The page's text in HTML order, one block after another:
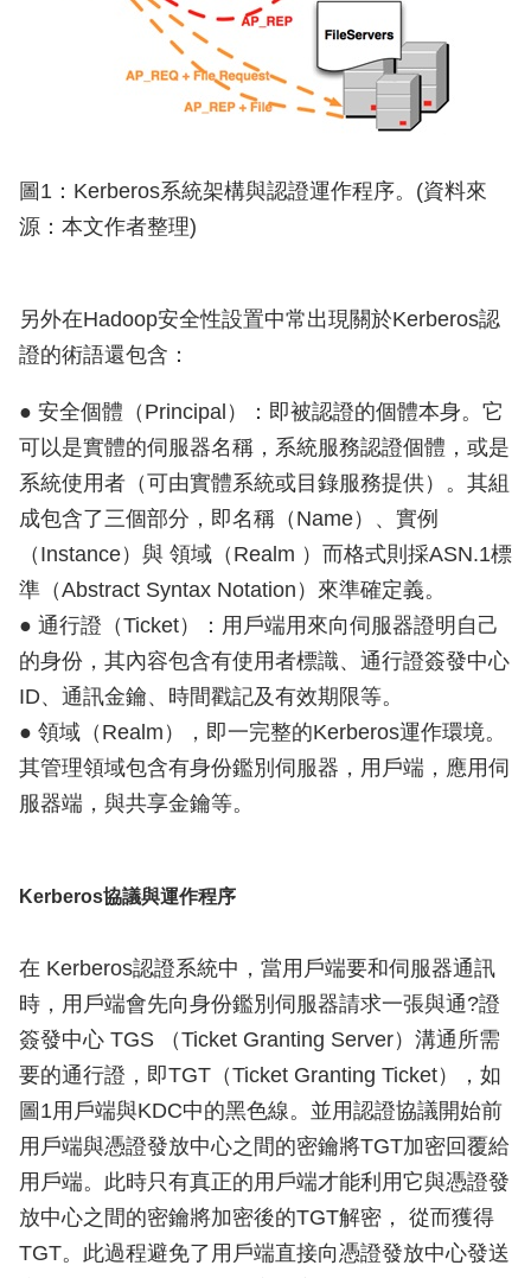
圖1：Kerberos系統架構與認證運作程序。(資料來
源：本文作者整理)
另外在Hadoop安全性設置中常出現關於Kerberos認
證的術語還包含：
● 安全個體（Principal）：即被認證的個體本身。它
可以是實體的伺服器名稱，系統服務認證個體，或是
系統使用者（可由實體系統或目錄服務提供）。其組
成包含了三個部分，即名稱（Name）、實例
（Instance）與 領域（Realm ）而格式則採ASN.1標
準（Abstract Syntax Notation）來準確定義。
● 通行證（Ticket）：用戶端用來向伺服器證明自己
的身份，其內容包含有使用者標識、通行證簽發中心
ID、通訊金鑰、時間戳記及有效期限等。
● 領域（Realm），即一完整的Kerberos運作環境。
其管理領域包含有身份鑑別伺服器，用戶端，應用伺
服器端，與共享金鑰等。
Kerberos協議與運作程序
在 Kerberos認證系統中，當用戶端要和伺服器通訊
時，用戶端會先向身份鑑別伺服器請求一張與通?證
簽發中心 TGS （Ticket Granting Server）溝通所需
要的通行證，即TGT（Ticket Granting Ticket），如
圖1用戶端與KDC中的黑色線。並用認證協議開始前
用戶端與憑證發放中心之間的密鑰將TGT加密回覆給
用戶端。此時只有真正的用戶端才能利用它與憑證發
放中心之間的密鑰將加密後的TGT解密， 從而獲得
TGT。此過程避免了用戶端直接向憑證發放中心發送